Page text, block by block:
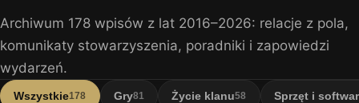
Archiwum 178 wpisów z lat 2016–2026: relacje z pola,
komunikaty stowarzyszenia, poradniki i zapowiedzi
wydarzeń.
Wszystkie178 Gry81 Życie klanu58 Sprzęt i